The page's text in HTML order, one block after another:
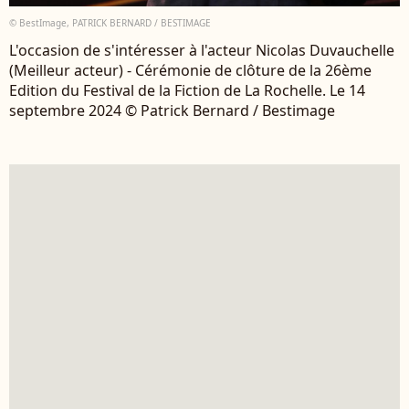
© BestImage, PATRICK BERNARD / BESTIMAGE
L'occasion de s'intéresser à l'acteur Nicolas Duvauchelle
(Meilleur acteur) - Cérémonie de clôture de la 26ème
Edition du Festival de la Fiction de La Rochelle. Le 14
septembre 2024 © Patrick Bernard / Bestimage